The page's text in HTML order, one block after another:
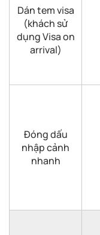
Dán tem visa
(khách sử
dụng Visa on
arrival)
Đóng dấu
nhập cảnh
nhanh